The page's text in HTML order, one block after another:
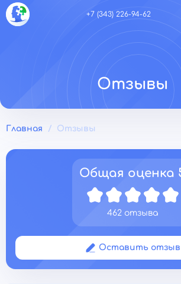
+7 (343) 226-94-62
Отзывы
Главная Отзывы
Общая оценка
462 отзыва
Оставить отзыв